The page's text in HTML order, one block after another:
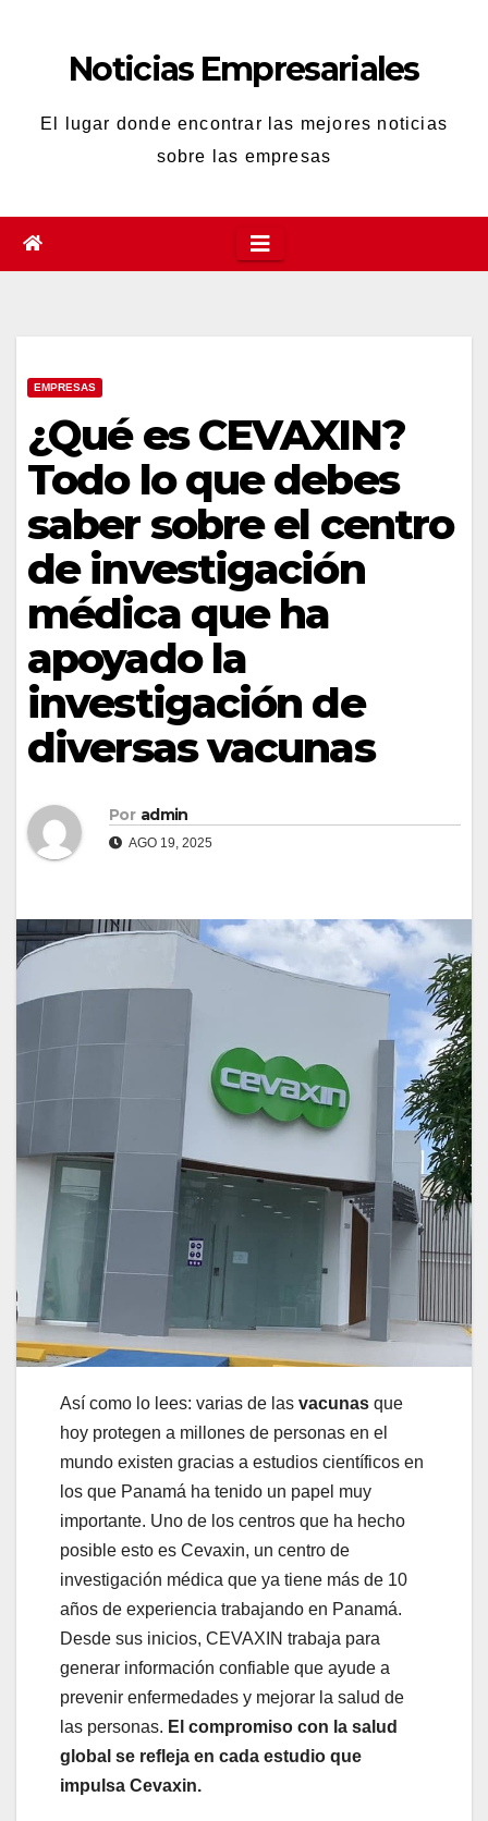
contenidoNoticias Empresariales
El lugar donde encontrar las mejores noticias
sobre las empresas
EMPRESAS
¿Qué es CEVAXIN?
Todo lo que debes
saber sobre el centro
de investigación
médica que ha
apoyado la
investigación de
diversas vacunas
Por admin
AGO 19, 2025
Así como lo lees: varias de las vacunas que
hoy protegen a millones de personas en el
mundo existen gracias a estudios científicos en
los que Panamá ha tenido un papel muy
importante. Uno de los centros que ha hecho
posible esto es Cevaxin, un centro de
investigación médica que ya tiene más de 10
años de experiencia trabajando en Panamá.
Desde sus inicios, CEVAXIN trabaja para
generar información confiable que ayude a
prevenir enfermedades y mejorar la salud de
las personas. El compromiso con la salud
global se refleja en cada estudio que
impulsa Cevaxin.